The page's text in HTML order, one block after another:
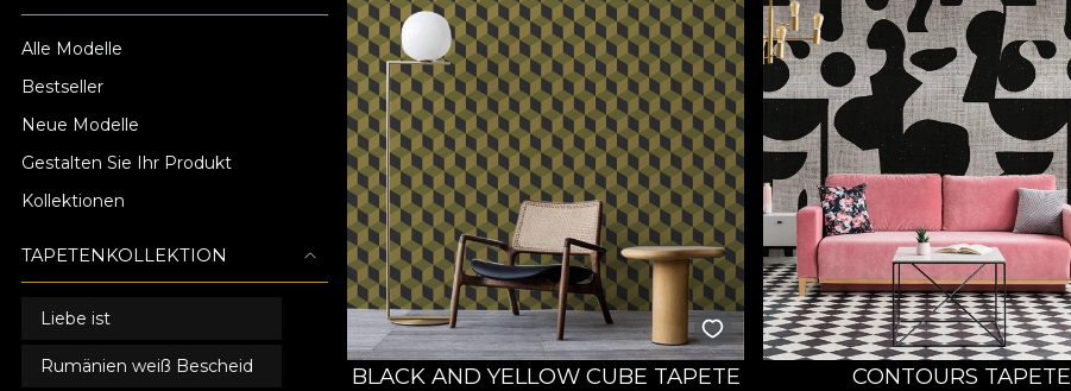
Alle Modelle
Bestseller
Neue Modelle
Gestalten Sie Ihr Produkt
Kollektionen
TAPETENKOLLEKTION
Liebe ist
Rumänien weiß Bescheid BLACK AND YELLOW CUBE TAPETE CONTOURS TAPETE